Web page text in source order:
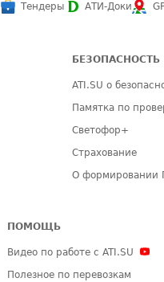
Тендеры АТИ-Доки
БЕЗОПАСНОСТЬ
ATI.SU о
Памятка по
Светофор+
Страхование
О формировании
ПОМОЩЬ
Видео по работе с ATI.SU
Полезное по перевозкам